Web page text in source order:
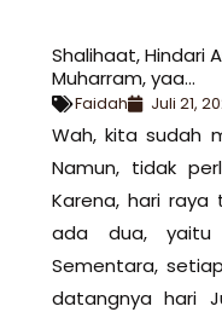
Shalihaat, Hindari
Muharram, yaa…
Faidah Juli 21,
Wah, kita sudah
Namun, tidak
Karena, hari raya
ada dua,
Sementara,
datangnya hari